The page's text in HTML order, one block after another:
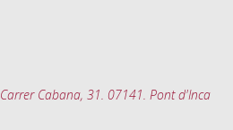
Carrer Cabana, 31. 07141. Pont d'Inca